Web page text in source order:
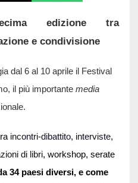
edizione tra
e condivisione
dal 6 al 10 aprile il Festival
il più importante media
incontri-dibattito, interviste,
di libri, workshop, serate
34 paesi diversi, e come